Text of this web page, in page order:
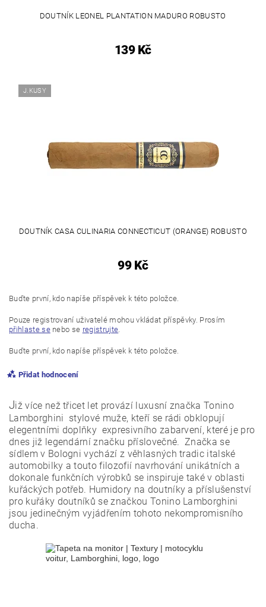
DOUTNÍK LEONEL PLANTATION MADURO ROBUSTO
139 Kč
J.KUSY
DOUTNÍK CASA CULINARIA CONNECTICUT (ORANGE) ROBUSTO
99 Kč
Buďte první, kdo napíše příspěvek k této položce.
Pouze registrovaní uživatelé mohou vkládat příspěvky. Prosím
přihlaste senebo se registrujte
Buďte první, kdo napíše příspěvek k této položce.
Přidat hodnocení
Vložením hodnocení souhlasíte spodmínkami ochrany
Již více než třicet let provází luxusní značka Tonino
Lamborghini stylové muže, kteří se rádi obklopují
elegentními doplňky expresivního zabarvení, které je pro
dnes již legendární značku příslovečné. Značka se
sídlem v Bologni vychází z věhlasných tradic italské
automobilky a touto filozofií navrhování unikátních a
dokonale funkčních výrobků se inspiruje také v oblasti
kuřáckých potřeb. Humidory na doutníky a příslušenství
pro kuřáky doutníků se značkou Tonino Lamborghini
jsou jedinečným vyjádřením tohoto nekompromisního
ducha.